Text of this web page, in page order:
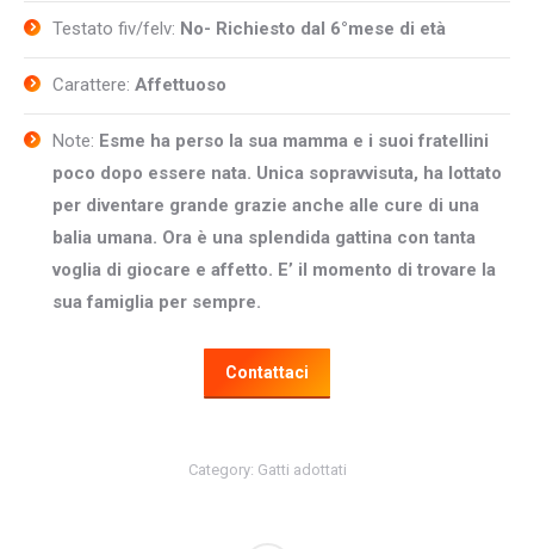
Testato fiv/felv: No- Richiesto dal 6°mese di età
Carattere: Affettuoso
Note: Esme ha perso la sua mamma e i suoi fratellini
poco dopo essere nata. Unica sopravvisuta, ha lottato
per diventare grande grazie anche alle cure di una
balia umana. Ora è una splendida gattina con tanta
voglia di giocare e affetto. E’ il momento di trovare la
sua famiglia per sempre.
Contattaci
Category: Gatti adottati